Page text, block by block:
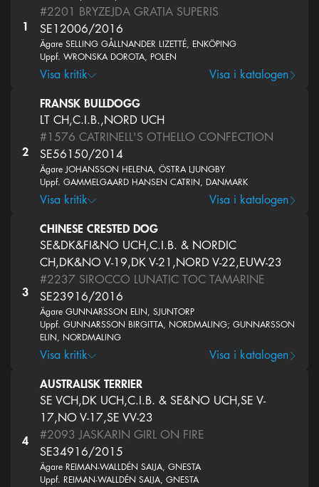
1
#2201 BRYZEJDA GRATIA SUPERIS
SE12006/2016
Ägare SELLING GÅLLNANDER LIZETTÉ, ENKÖPING
Uppf. WRONSKA DOROTA, POLEN
Visa kritik Visa i katalogen
2
FRANSK BULLDOGG
LT CH,C.I.B.,NORD UCH
#1576 CATRINELL'S OTHELLO CONFECTION
SE56150/2014
Ägare JOHANSSON HELENA, ÖSTRA LJUNGBY
Uppf. GAMMELGAARD HANSEN CATRIN, DANMARK
Visa kritik Visa i katalogen
3
CHINESE CRESTED DOG
SE&DK&FI&NO UCH,C.I.B. & NORDIC
CH,DK&NO V-19,DK V-21,NORD V-22,EUW-23
#2237 SIROCCO LUNATIC TOC TAMARINE
SE23916/2016
Ägare GUNNARSSON ELIN, SJUNTORP
Uppf. GUNNARSSON BIRGITTA, NORDMALING; GUNNARSSON
ELIN, NORDMALING
Visa kritik Visa i katalogen
4
AUSTRALISK TERRIER
SE VCH,DK UCH,C.I.B. & SE&NO UCH,SE V-
17,NO V-17,SE VV-23
#2093 JASKARIN GIRL ON FIRE
SE34916/2015
Ägare REIMAN-WALLDÉN SAIJA, GNESTA
Uppf. REIMAN-WALLDÉN SAIJA, GNESTA